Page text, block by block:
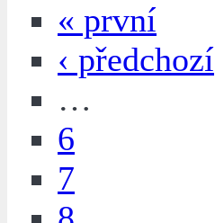
« první
‹ předchozí
…
6
7